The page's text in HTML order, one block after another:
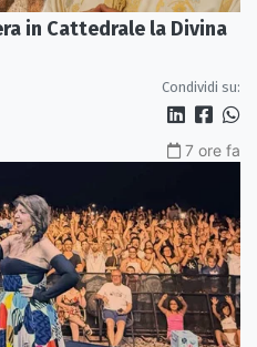
in Cattedrale la Divina
Condividi su:
7 ore fa